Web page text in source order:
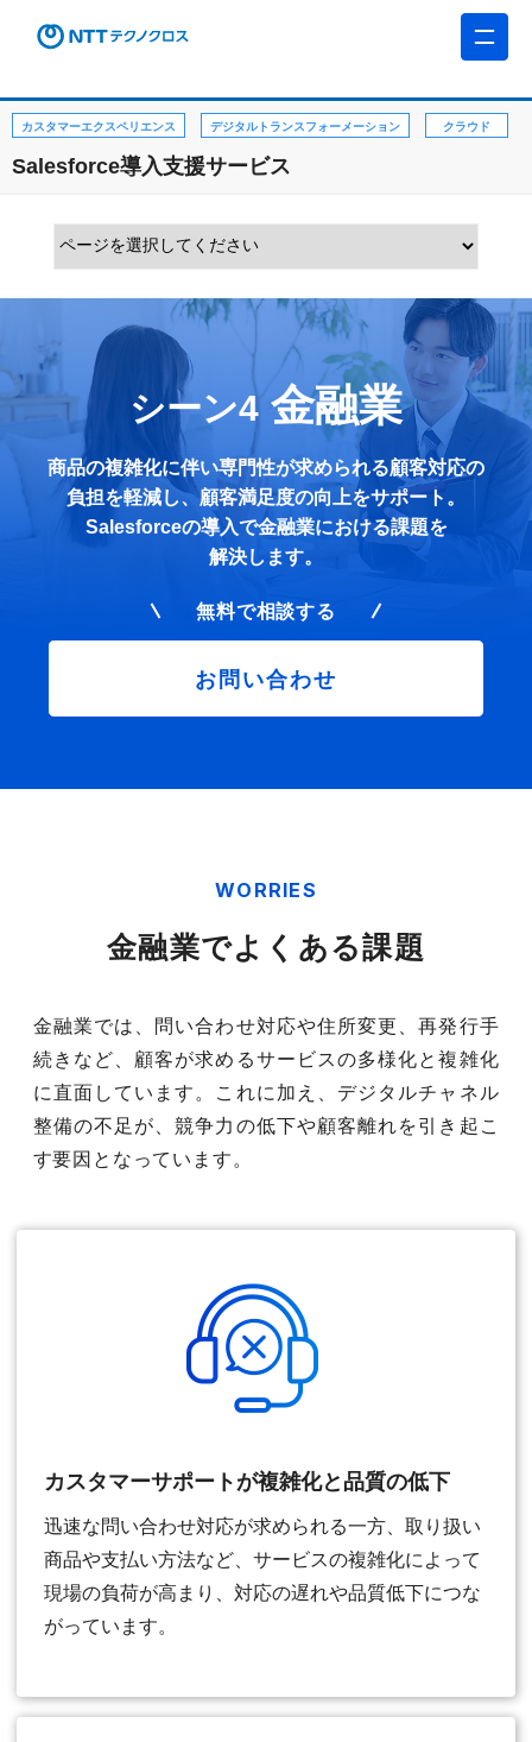
カスタマーエクスペリエンス デジタルトランスフォーメーション クラウド
Salesforce導入支援サービス
シーン4 金融業
商品の複雑化に伴い専門性が求められる顧客対応の
負担を軽減し、顧客満足度の向上をサポート。
Salesforceの導入で金融業における課題を
解決します。
無料で相談する
お問い合わせ
WORRIES
金融業でよくある課題
金融業では、問い合わせ対応や住所変更、再発行手
続きなど、顧客が求めるサービスの多様化と複雑化
に直面しています。これに加え、デジタルチャネル
整備の不足が、競争力の低下や顧客離れを引き起こ
す要因となっています。
カスタマーサポートが複雑化と品質の低下
迅速な問い合わせ対応が求められる一方、取り扱い
商品や支払い方法など、サービスの複雑化によって
現場の負荷が高まり、対応の遅れや品質低下につな
がっています。